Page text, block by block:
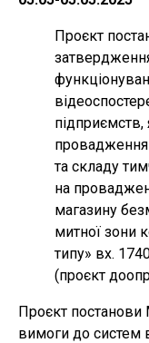
Проєкт
підприємств,
провадження
та складу
на
магазину
митної зони
типу» вх.
(проєкт
Проєкт постанови
вимоги до систем